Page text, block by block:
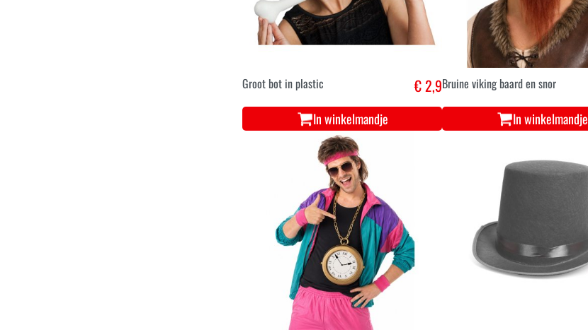
Groot bot in plastic € 2,9
In winkelmandje
Bruine viking baard en snor
In winkelmandje